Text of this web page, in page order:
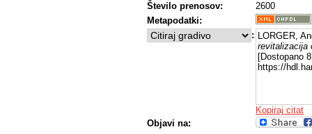
Število prenosov:
2600
Metapodatki:
: LORGER,
revitalizacija
[Dostopano
https://
Kopiraj citat
Objavi na: